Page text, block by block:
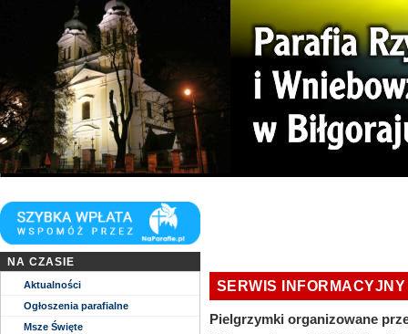
NA CZASIE
Aktualności
Ogłoszenia parafialne
Msze Święte
SERWIS INFORMACYJNY
Pielgrzymki organizowane